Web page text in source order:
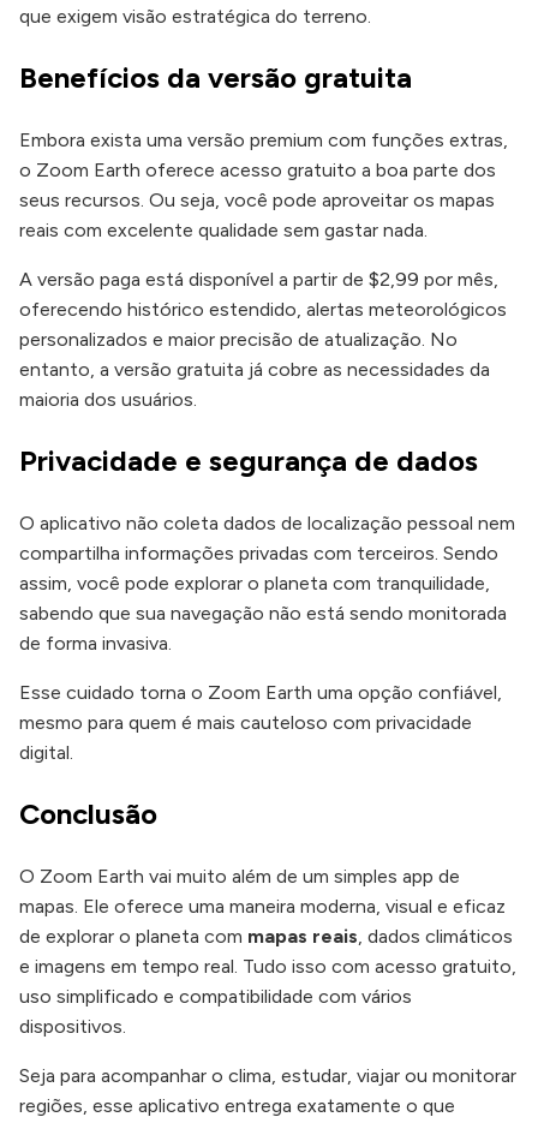
que exigem visão estratégica do terreno.
Benefícios da versão gratuita
Embora exista uma versão premium com funções extras,
o Zoom Earth oferece acesso gratuito a boa parte dos
seus recursos. Ou seja, você pode aproveitar os mapas
reais com excelente qualidade sem gastar nada.
A versão paga está disponível a partir de $2,99 por mês,
oferecendo histórico estendido, alertas meteorológicos
personalizados e maior precisão de atualização. No
entanto, a versão gratuita já cobre as necessidades da
maioria dos usuários.
Privacidade e segurança de dados
O aplicativo não coleta dados de localização pessoal nem
compartilha informações privadas com terceiros. Sendo
assim, você pode explorar o planeta com tranquilidade,
sabendo que sua navegação não está sendo monitorada
de forma invasiva.
Esse cuidado torna o Zoom Earth uma opção confiável,
mesmo para quem é mais cauteloso com privacidade
digital.
Conclusão
O Zoom Earth vai muito além de um simples app de
mapas. Ele oferece uma maneira moderna, visual e eficaz
de explorar o planeta com mapas reais , dados climáticos
e imagens em tempo real. Tudo isso com acesso gratuito,
uso simplificado e compatibilidade com vários
dispositivos.
Seja para acompanhar o clima, estudar, viajar ou monitorar
regiões, esse aplicativo entrega exatamente o que